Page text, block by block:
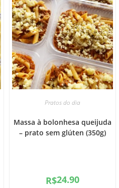
Pratos do dia
Massa à bolonhesa queijuda
– prato sem glúten (350g)
R$24.90